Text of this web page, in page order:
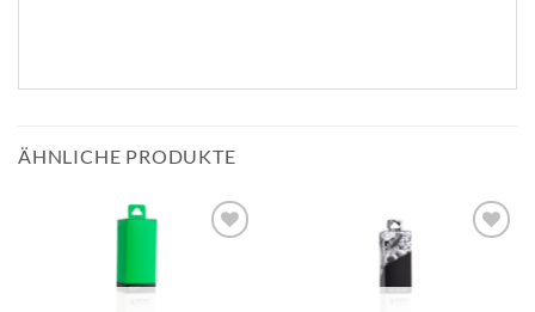
ÄHNLICHE PRODUKTE